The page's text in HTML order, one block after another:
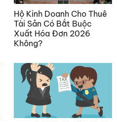
Hộ Kinh Doanh Cho Thuê
Tài Sản Có Bắt Buộc
Xuất Hóa Đơn 2026
Không?